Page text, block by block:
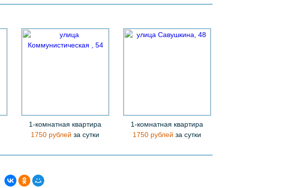
1-комнатная квартира
1750 рублей за сутки
1-комнатная квартира
1750 рублей за сутки